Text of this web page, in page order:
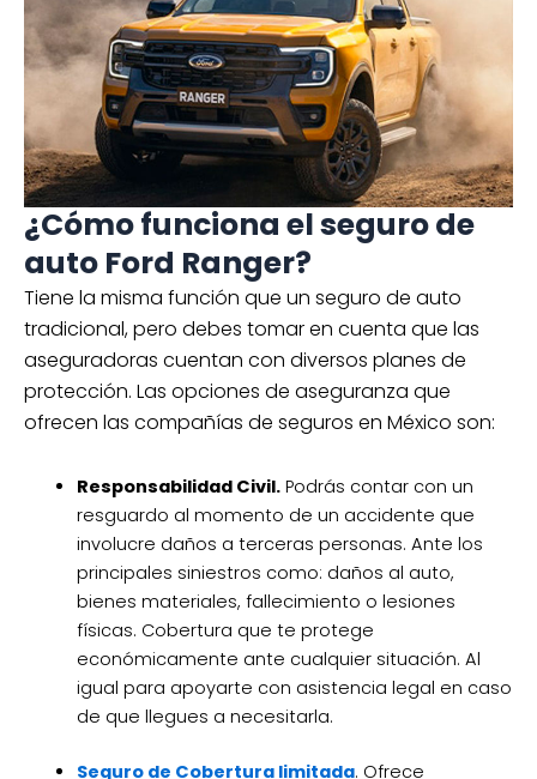
¿Cómo funciona el seguro de
auto Ford Ranger?
Tiene la misma función que un seguro de auto
tradicional, pero debes tomar en cuenta que las
aseguradoras cuentan con diversos planes de
protección. Las opciones de aseguranza que
ofrecen las compañías de seguros en México son:
Responsabilidad Civil.Podrás contar con un
resguardo al momento de un accidente que
involucre daños a terceras personas. Ante los
principales siniestros como: daños al auto,
bienes materiales, fallecimiento o lesiones
físicas. Cobertura que te protege
económicamente ante cualquier situación. Al
igual para apoyarte con asistencia legal en caso
de que llegues a necesitarla.
Seguro de Cobertura limitada. Ofrece